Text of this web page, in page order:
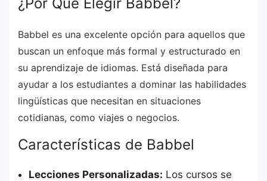
Babbel es una excelente opción para aquellos que
buscan un enfoque más formal y estructurado en
su aprendizaje de idiomas. Está diseñada para
ayudar a los estudiantes a dominar las habilidades
lingüísticas que necesitan en situaciones
cotidianas, como viajes o negocios.
Características de Babbel
Lecciones Personalizadas: Los cursos se